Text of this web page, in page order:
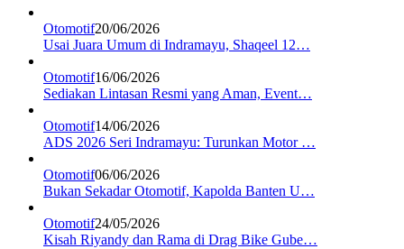
Otomotif20/06/2026
Usai Juara Umum di Indramayu, Shaqeel 12…
Otomotif16/06/2026
Sediakan Lintasan Resmi yang Aman, Event…
Otomotif14/06/2026
ADS 2026 Seri Indramayu: Turunkan Motor …
Otomotif06/06/2026
Bukan Sekadar Otomotif, Kapolda Banten U…
Otomotif24/05/2026
Kisah Riyandy dan Rama di Drag Bike Gube…